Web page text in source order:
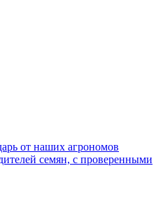
от наших агрономов
семян, с проверенными